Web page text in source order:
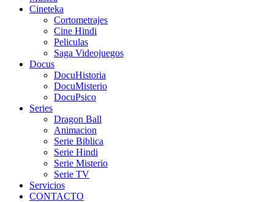
Cineteka
Cortometrajes
Cine Hindi
Peliculas
Saga Videojuegos
Docus
DocuHistoria
DocuMisterio
DocuPsico
Series
Dragon Ball
Animacion
Serie Biblica
Serie Hindi
Serie Misterio
Serie TV
Servicios
CONTACTO